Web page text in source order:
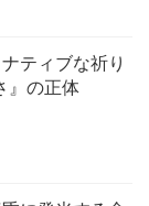
ティブな祈り
』の正体